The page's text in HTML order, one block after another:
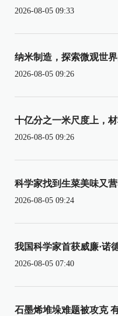
2026-08-05 09:33
纳米制造，探索微观世
2026-08-05 09:26
十亿分之一米尺度上，
2026-08-05 09:26
科学家找到生菜美味又
2026-08-05 09:24
我国科学家首获威廉·诺
2026-08-05 07:40
石墨烯堆垛难题被攻克